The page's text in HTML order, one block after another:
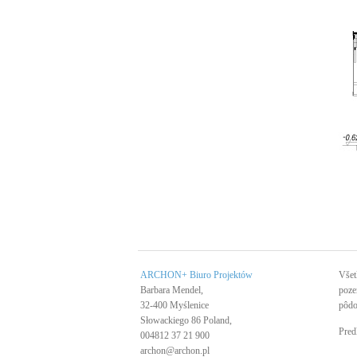
ARCHON+ Biuro Projektów
Barbara Mendel,
32-400 Myślenice
Słowackiego 86 Poland,
004812 37 21 900
archon@archon.pl